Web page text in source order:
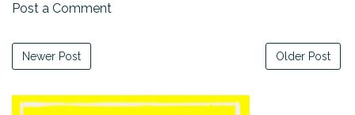
Post a Comment
Newer Post Older Post